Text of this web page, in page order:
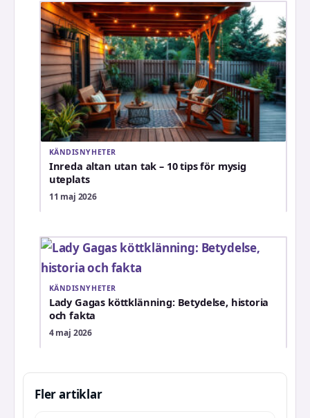
KÄNDISNYHETER
Inreda altan utan tak – 10 tips för mysig
uteplats
11 maj 2026
KÄNDISNYHETER
Lady Gagas köttklänning: Betydelse, historia
och fakta
4 maj 2026
Fler artiklar